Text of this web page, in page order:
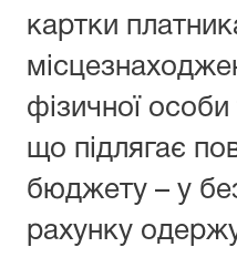
картки
фізичної
що підлягає
бюджету – у
рахунку